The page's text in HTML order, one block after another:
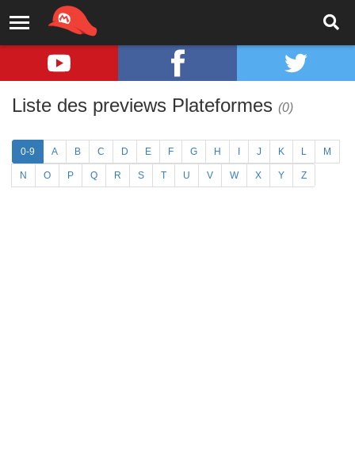
Liste des previews Plateformes (0)
0-9 A B C D E F G H J K L M
N O P Q R S T U V W X Y Z